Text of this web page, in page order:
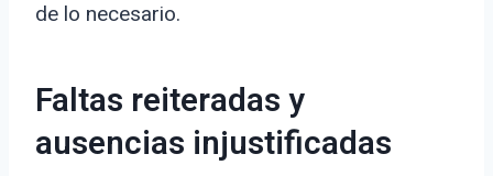
de lo necesario.
Faltas reiteradas y
ausencias injustificadas